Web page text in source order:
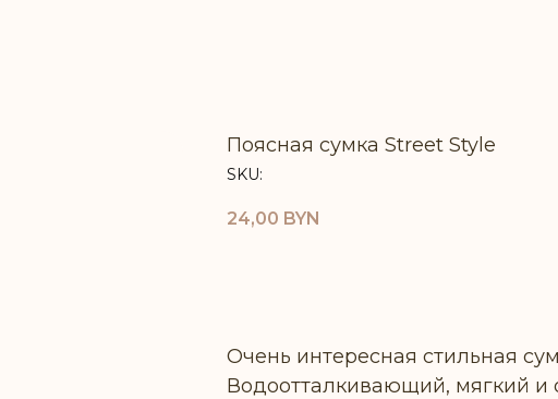
Поясная сумка Street Style
SKU:
24,00 BYN
Очень интересная стильная
Водоотталкивающий, мягкий и